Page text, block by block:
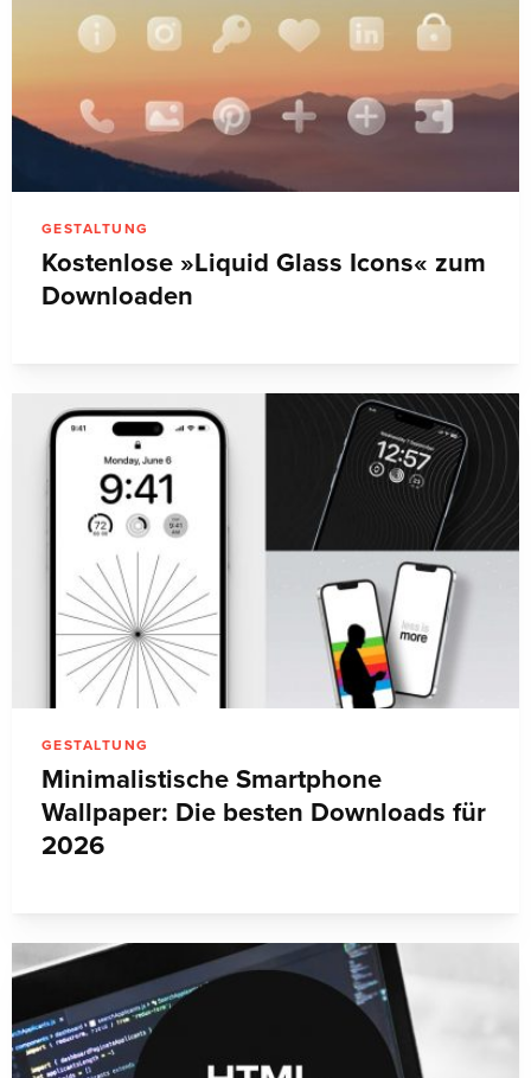
GESTALTUNG
Kostenlose »Liquid Glass Icons« zum
Downloaden
GESTALTUNG
Minimalistische Smartphone
Wallpaper: Die besten Downloads für
2026